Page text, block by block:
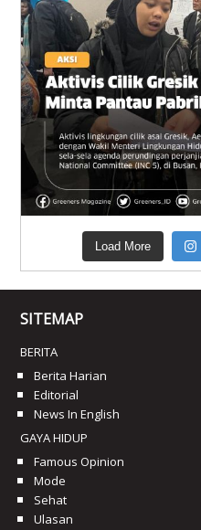
Load More
SITEMAP
BERITA
Berita Harian
Editorial
News In English
GAYA HIDUP
Famous Opinion
Mode
Sehat
Ulasan